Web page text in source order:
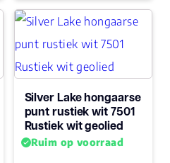
Silver Lake hongaarse
punt rustiek wit 7501
Rustiek wit geolied
Ruim op voorraad